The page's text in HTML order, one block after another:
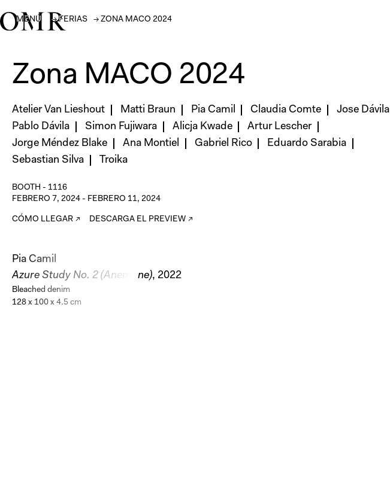
MENÚ →FERIAS → ZONA MACO 2024
Zona MACO 2024
Atelier Van Lieshout Matti Braun Pia Camil Claudia Comte
Jose Dávila
Pablo Dávila
Simon Fujiwara Alicja Kwade
Artur Lescher
Jorge Méndez Blake
Ana Montiel Gabriel Rico
Eduardo Sarabia
Sebastian Silva
Troika
BOOTH - 1116
FEBRERO 7, 2024 - FEBRERO 11, 2024
CÓMO LLEGAR ↗ DESCARGA EL PREVIEW ↗
Pia Camil
Azure Study No. 2 (Anemone), 2022
Bleached denim
128 x 100 x 4.5 cm